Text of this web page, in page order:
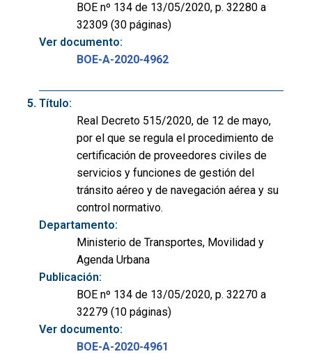
BOE nº 134 de 13/05/2020, p. 32280 a
32309 (30 páginas)
Ver documento:
BOE-A-2020-4962
Título:
Real Decreto 515/2020, de 12 de mayo,
por el que se regula el procedimiento de
certificación de proveedores civiles de
servicios y funciones de gestión del
tránsito aéreo y de navegación aérea y su
control normativo.
Departamento:
Ministerio de Transportes, Movilidad y
Agenda Urbana
Publicación:
BOE nº 134 de 13/05/2020, p. 32270 a
32279 (10 páginas)
Ver documento:
BOE-A-2020-4961